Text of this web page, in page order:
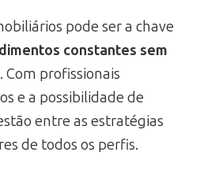
pode ser a chave
constantes sem
. Com profissionais
e a possibilidade de
entre as estratégias
de todos os perfis.